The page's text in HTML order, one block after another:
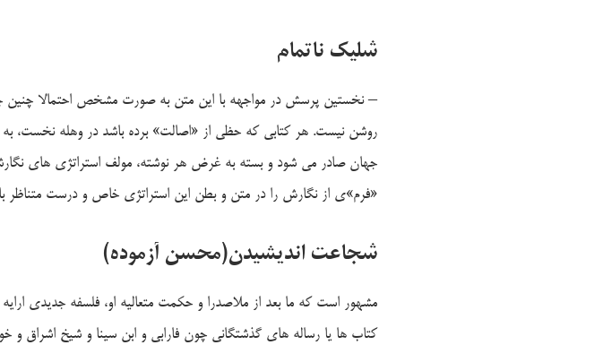
شلیک ناتمام
– نخستین پرسش در مواجهه با این متن به صورت مشخص احتمالا چنین
روشن نیست. هر کتابی که حظی از «اصالت» برده باشد در وهله نخست،
جهان صادر می شود و بسته به غرض هر نوشته، مولف استراتژی های
«فرم»ی از نگارش را در متن و بطن این استراتژی خاص و درست متناظر
شجاعت اندیشیدن(محسن آزموده)
مشهور است که ما بعد از ملاصدرا و حکمت متعالیه او، فلسفه جدیدی
کتاب ها یا رساله های گذشتگانی چون فارابی و ابن سینا و شیخ اشراق و